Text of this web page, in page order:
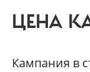
ЦЕНА
Кампания в